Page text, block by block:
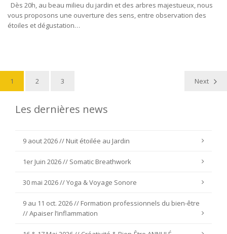
Dès 20h, au beau milieu du jardin et des arbres majestueux, nous
vous proposons une ouverture des sens, entre observation des
étoiles et dégustation…
1 2 3 Next
Les dernières news
9 aout 2026 // Nuit étoilée au Jardin
1er Juin 2026 // Somatic Breathwork
30 mai 2026 // Yoga & Voyage Sonore
9 au 11 oct. 2026 // Formation professionnels du bien-être
// Apaiser l’inflammation